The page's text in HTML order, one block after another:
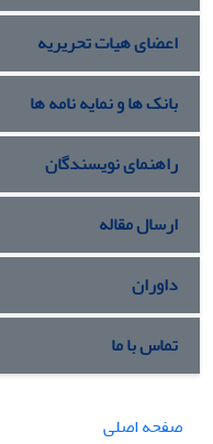
اعضای هیات تحریریه
بانک ها و نمایه نامه ها
راهنمای نویسندگان
ارسال مقاله
داوران
تماس با ما
صفحه اصلی